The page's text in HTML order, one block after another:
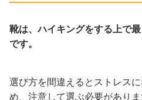
靴は、ハイキングをする上で
です。
選び方を間違えるとストレス
め、注意して選ぶ必要がありま